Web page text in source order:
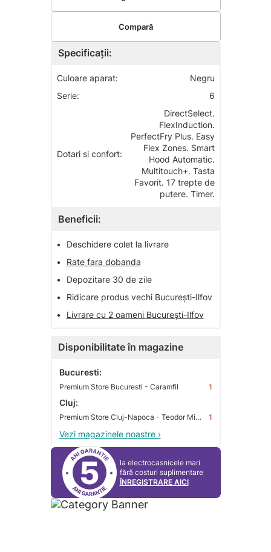
Specificații:
Culoare aparat:
Negru
Serie:
6
Dotari si confort:
DirectSelect.
FlexInduction.
PerfectFry Plus. Easy
Flex Zones. Smart
Hood Automatic.
Multitouch+. Tasta
Favorit. 17 trepte de
putere. Timer.
Beneficii:
•
Deschidere colet la livrare
•
Rate fara dobanda
•
Depozitare 30 de zile
•
Ridicare produs vechi București-Ilfov
•
Livrare cu 2 oameni București-Ilfov
Disponibilitate în magazine
Bucuresti:
Premium Store Bucuresti - Caramfil 1
Cluj:
Premium Store Cluj-Napoca - Teodor Mihali 1
Vezi magazinele noastre ›
5
la electrocasnicele mari
fără costuri suplimentare
ÎNREGISTRARE AICI
Compară